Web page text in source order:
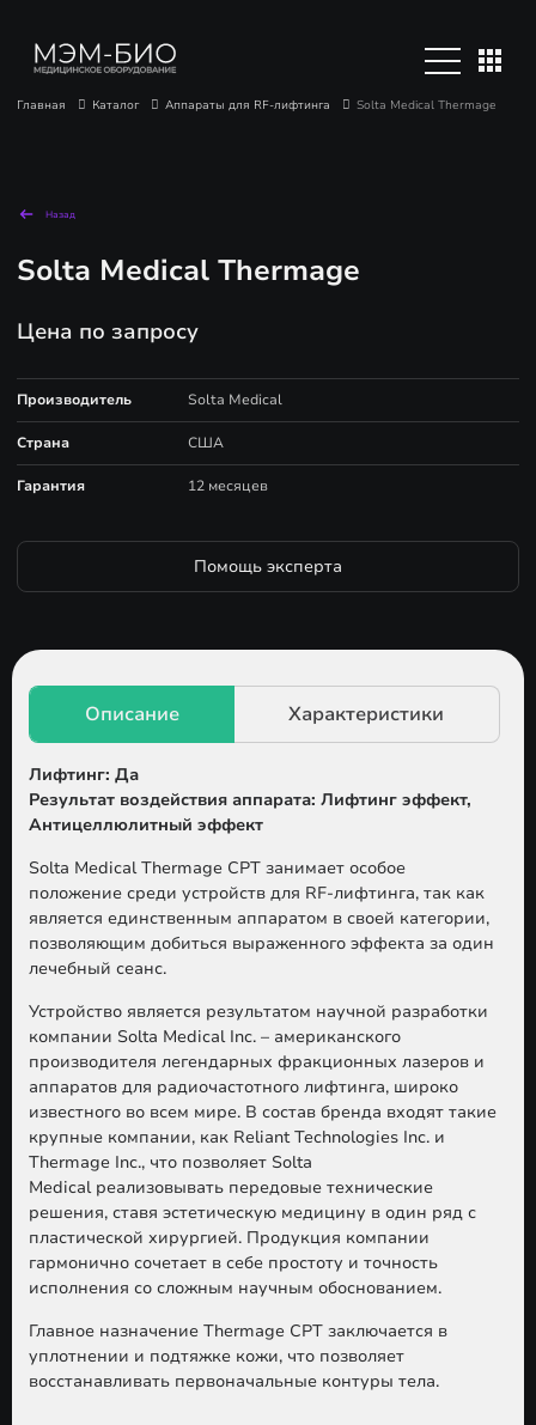
Главная Каталог Аппараты для RF-лифтинга Solta Medical Thermage
Назад
Solta Medical Thermage
Цена по запросу
Производитель Solta Medical
Страна США
Гарантия 12 месяцев
Помощь эксперта
Лифтинг: Да
Результат воздействия аппарата: Лифтинг эффект,
Антицеллюлитный эффект
Solta Medical Thermage CPT занимает особое
положение среди устройств для RF-лифтинга, так как
является единственным аппаратом в своей категории,
позволяющим добиться выраженного эффекта за один
лечебный сеанс.
Устройство является результатом научной разработки
компании Solta Medical Inc. – американского
производителя легендарных фракционных лазеров и
аппаратов для радиочастотного лифтинга, широко
известного во всем мире. В состав бренда входят такие
крупные компании, как Reliant Technologies Inc. и
Thermage Inc., что позволяет Solta
Medical реализовывать передовые технические
решения, ставя эстетическую медицину в один ряд с
пластической хирургией. Продукция компании
гармонично сочетает в себе простоту и точность
исполнения со сложным научным обоснованием.
Главное назначение Thermage CPT заключается в
уплотнении и подтяжке кожи, что позволяет
восстанавливать первоначальные контуры тела.